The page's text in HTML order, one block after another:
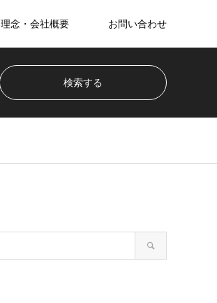
理念・会社概要 お問い合わせ